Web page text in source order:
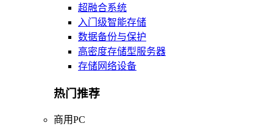
超融合系统
入门级智能存储
数据备份与保护
高密度存储型服务器
存储网络设备
热门推荐
商用PC